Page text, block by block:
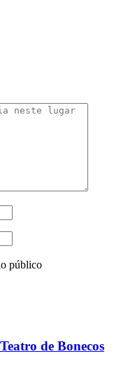
público
de Bonecos